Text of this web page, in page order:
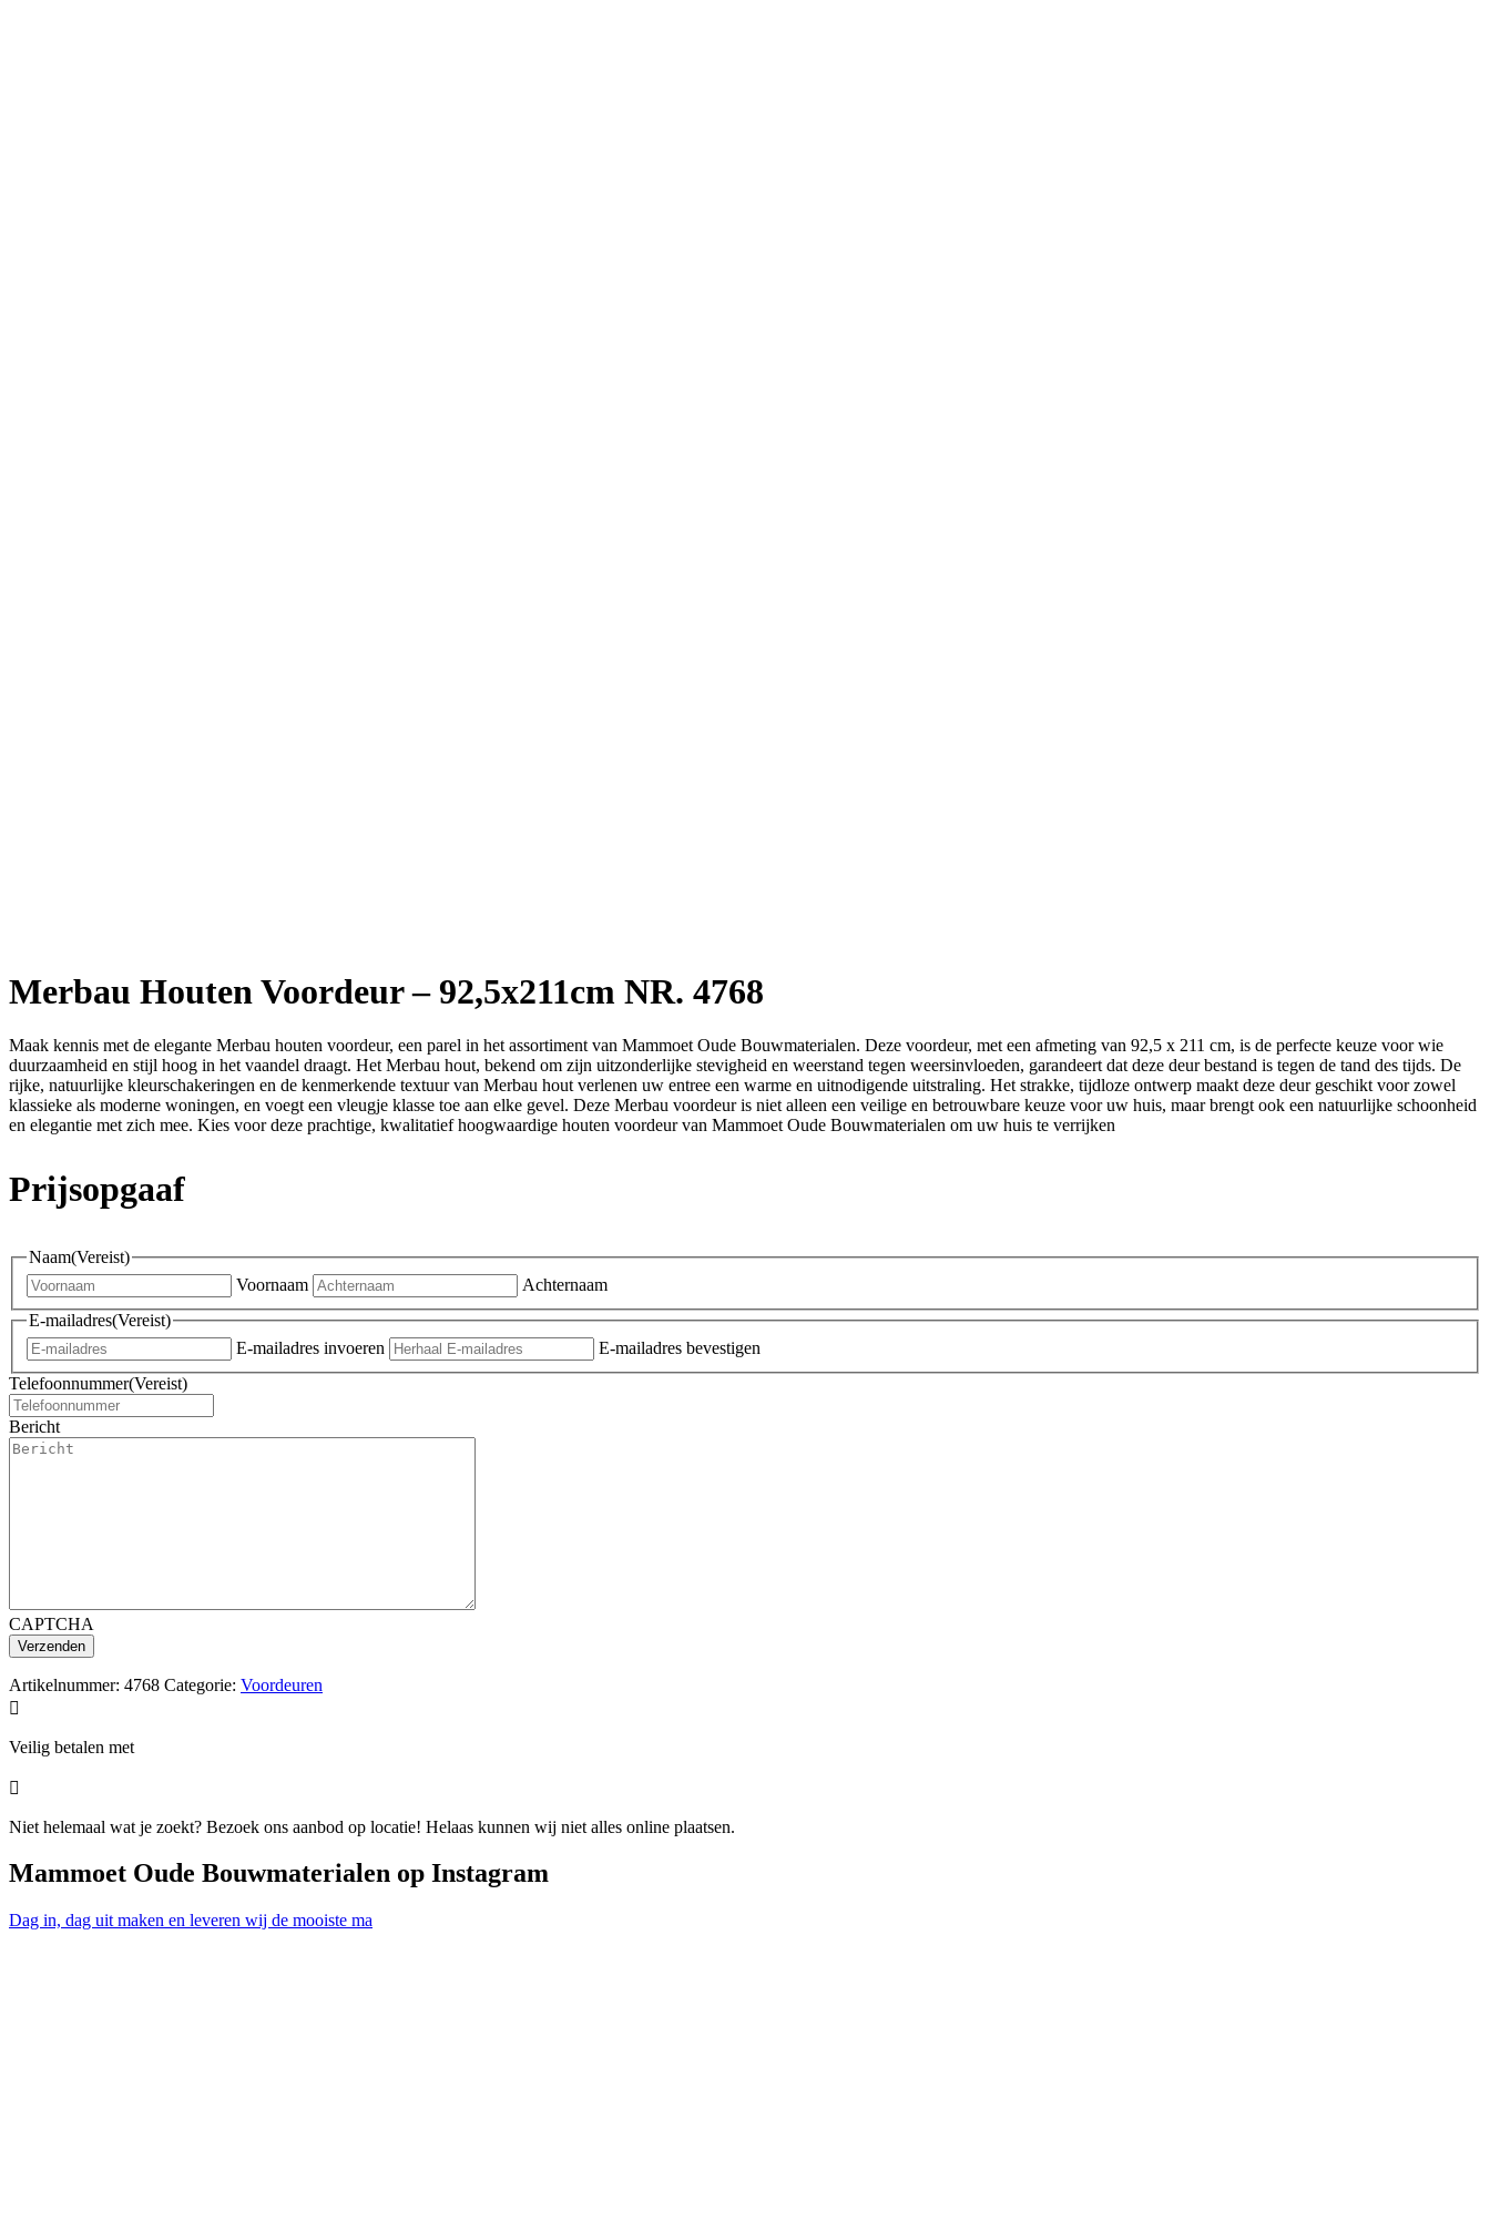
Merbau Houten Voordeur – 92,5x211cm NR. 4768
Maak kennis met de elegante Merbau houten voordeur, een parel in het assortiment van Mammoet Oude Bouwmaterialen. Deze voordeur, met een afmeting van 92,5 x 211 cm, is de perfecte keuze voor wie
duurzaamheid en stijl hoog in het vaandel draagt. Het Merbau hout, bekend om zijn uitzonderlijke stevigheid en weerstand tegen weersinvloeden, garandeert dat deze deur bestand is tegen de tand des tijds. De
rijke, natuurlijke kleurschakeringen en de kenmerkende textuur van Merbau hout verlenen uw entree een warme en uitnodigende uitstraling. Het strakke, tijdloze ontwerp maakt deze deur geschikt voor zowel
klassieke als moderne woningen, en voegt een vleugje klasse toe aan elke gevel. Deze Merbau voordeur is niet alleen een veilige en betrouwbare keuze voor uw huis, maar brengt ook een natuurlijke schoonheid
en elegantie met zich mee. Kies voor deze prachtige, kwalitatief hoogwaardige houten voordeur van Mammoet Oude Bouwmaterialen om uw huis te verrijken
Prijsopgaaf
Naam(Vereist)
Voornaam
Achternaam
E-mailadres(Vereist)
E-mailadres invoeren
E-mailadres bevestigen
Telefoonnummer(Vereist)
Bericht
CAPTCHA
Artikelnummer: 4768 Categorie: Voordeuren

Veilig betalen met

Niet helemaal wat je zoekt? Bezoek ons aanbod op locatie! Helaas kunnen wij niet alles online plaatsen.
Mammoet Oude Bouwmaterialen op Instagram
Dag in, dag uit maken en leveren wij de mooiste ma